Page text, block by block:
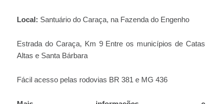
Local: Santuário do Caraça, na Fazenda do Engenho
Estrada do Caraça, Km 9 Entre os municípios de Catas
Altas e Santa Bárbara
Fácil acesso pelas rodovias BR 381 e MG 436